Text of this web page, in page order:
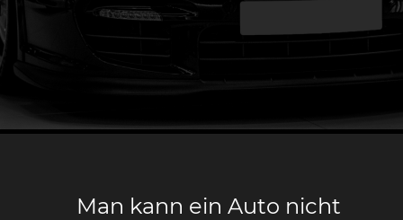
Man kann ein Auto nicht